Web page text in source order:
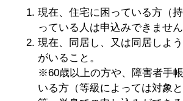
現在、住宅に困っている方（
っている人は申込みできません
現在、同居し、又は同居しよ
がいること。
※60歳以上の方や、障害者手
いる方（等級によっては対象と